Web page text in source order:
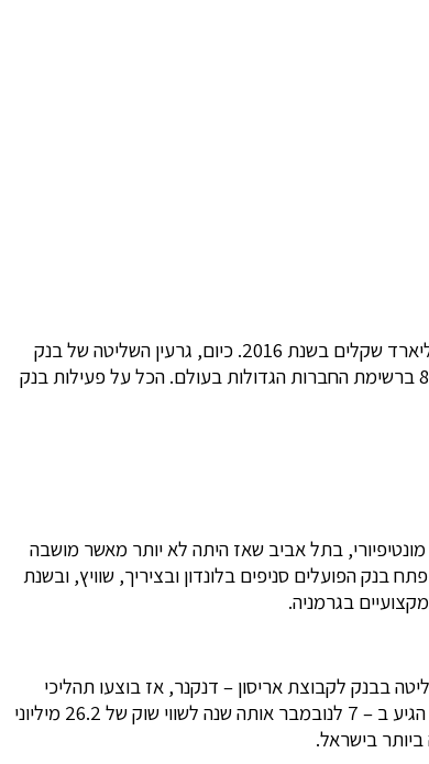
בנק הפועלים הוא הבנק המסחרי הגדול ביותר בישראל, עם שווי שוק של מעל 27 מיליארדי שקלים (נכון לסוף שנת 2015) ורווח של מעל שלושה מיליארד שקלים בשנת 2016. כיום, גרעין השליטה של בנק
הפועלים הוא בבעלות קבוצת אריסון – דנקנר, הבנק מעסיק מעל 13,000 עובדים בארץ ובעולם, ודורג על-ידי מגזין פורבס כחברה במקום ה – 822 ברשימת החברות הגדולות בעולם. הכל על פעילות בנק
ברחוב מונטיפיורי, בתל אביב שאז היתה לא יותר מאשר מושבה
קטנה. בשנת 1968 מונה מר יעקוב לוינסון ליושב-ראש הבנק ותחת ניהולו עבר הבנק תהליך מואץ של פיתוח והפך הבנק הגדול במדינה. בשנת 1971 פתח בנק הפועלים סניפים בלונדון ובציריך, שוויץ, ובשנת
מניות הבנקים, ובנק הפועלים היה בבעלות המדינה עד לשנת 1997. בשנת 1997 נמכר גרעין השליטה בבנק לקבוצת אריסון – דנקנר, אז בוצעו תהליכי
ייעול (כמו למשל פיטורי כמעט 10% מן העובדים בבנק הפועלים). בשנת 2007 איבד לראשונה בנק הפועלים את המקום הראשון לבנק לאומי, אשר הגיע ב – 7 לנובמבר אותה שנה לשווי שוק של 26.2 מיליוני